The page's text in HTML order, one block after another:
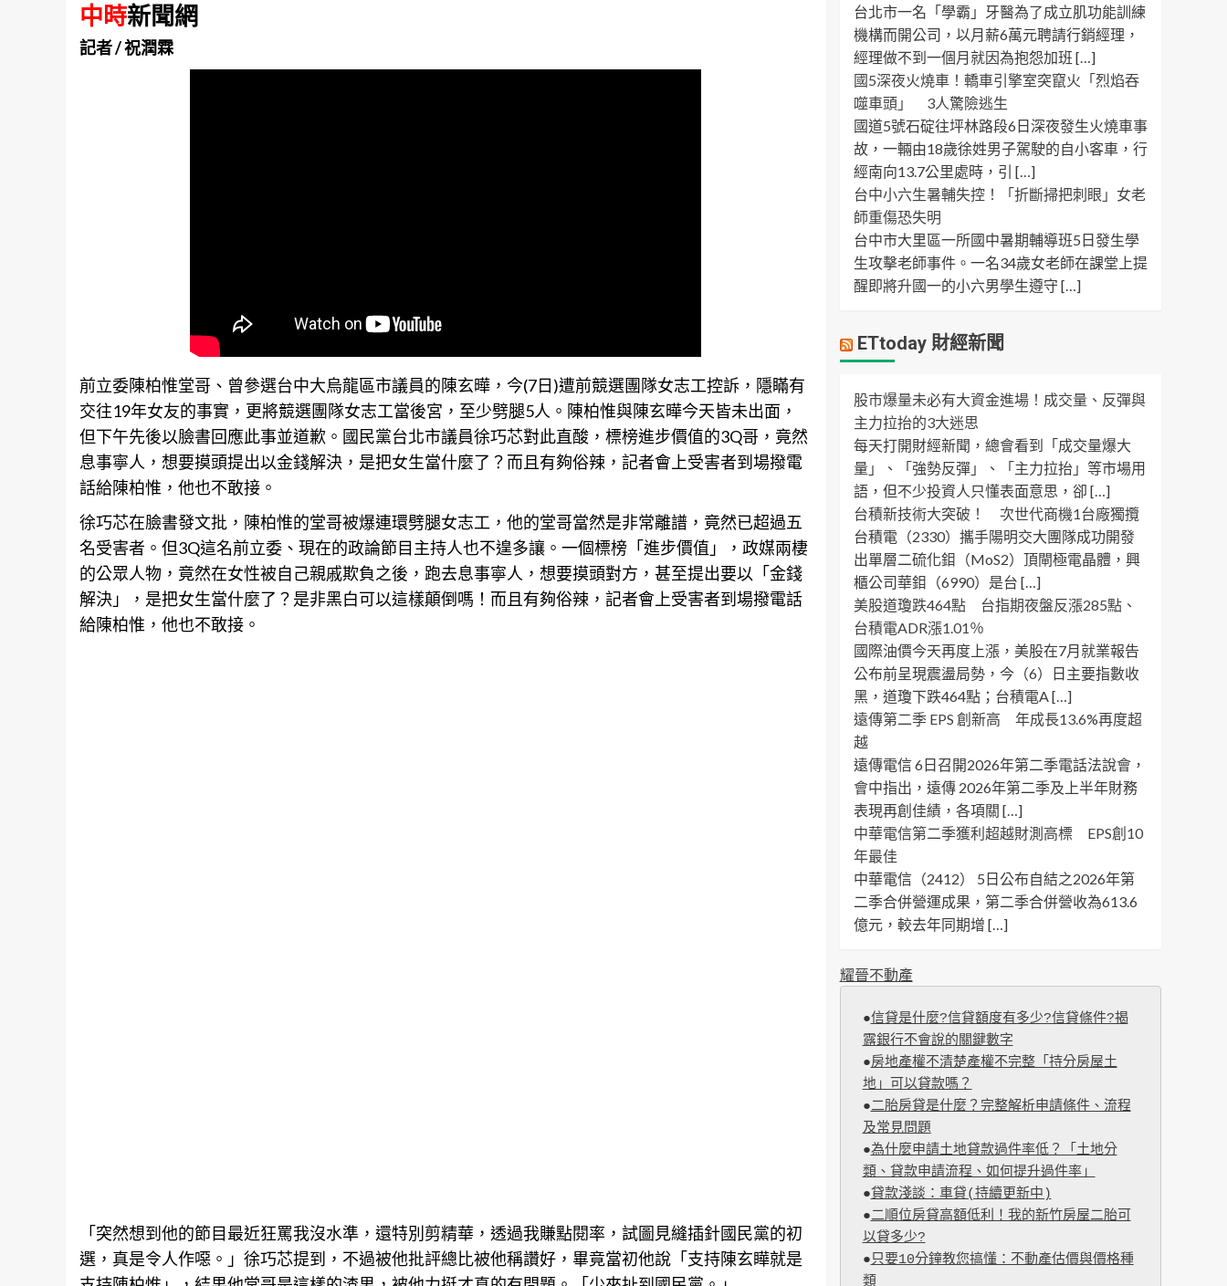
中時新聞網
記者 / 祝潤霖
前立委陳柏惟堂哥、曾參選台中大烏龍區市議員的陳玄曄，今(7日)遭前競選團隊女志工控訴，隱瞞有
交往19年女友的事實，更將競選團隊女志工當後宮，至少劈腿5人。陳柏惟與陳玄曄今天皆未出面，
但下午先後以臉書回應此事並道歉。國民黨台北市議員徐巧芯對此直酸，標榜進步價值的3Q哥，竟然
息事寧人，想要摸頭提出以金錢解決，是把女生當什麼了？而且有夠俗辣，記者會上受害者到場撥電
話給陳柏惟，他也不敢接。
徐巧芯在臉書發文批，陳柏惟的堂哥被爆連環劈腿女志工，他的堂哥當然是非常離譜，竟然已超過五
名受害者。但3Q這名前立委、現在的政論節目主持人也不遑多讓。一個標榜「進步價值」，政媒兩棲
的公眾人物，竟然在女性被自己親戚欺負之後，跑去息事寧人，想要摸頭對方，甚至提出要以「金錢
解決」，是把女生當什麼了？是非黑白可以這樣顛倒嗎！而且有夠俗辣，記者會上受害者到場撥電話
給陳柏惟，他也不敢接。
「突然想到他的節目最近狂罵我沒水準，還特別剪精華，透過我賺點閱率，試圖見縫插針國民黨的初
選，真是令人作噁。」徐巧芯提到，不過被他批評總比被他稱讚好，畢竟當初他說「支持陳玄瞱就是
台北市一名「學霸」牙醫為了成立肌功能訓練
機構而開公司，以月薪6萬元聘請行銷經理，
經理做不到一個月就因為抱怨加班 […]
國5深夜火燒車！轎車引擎室突竄火「烈焰吞
噬車頭」 3人驚險逃生
國道5號石碇往坪林路段6日深夜發生火燒車事
故，一輛由18歲徐姓男子駕駛的自小客車，行
經南向13.7公里處時，引 […]
台中小六生暑輔失控！「折斷掃把刺眼」女老
師重傷恐失明
台中市大里區一所國中暑期輔導班5日發生學
生攻擊老師事件。一名34歲女老師在課堂上提
醒即將升國一的小六男學生遵守 […]
ETtoday 財經新聞
股市爆量未必有大資金進場！成交量、反彈與
主力拉抬的3大迷思
每天打開財經新聞，總會看到「成交量爆大
量」、「強勢反彈」、「主力拉抬」等市場用
語，但不少投資人只懂表面意思，卻 […]
台積新技術大突破！ 次世代商機1台廠獨攬
台積電（2330）攜手陽明交大團隊成功開發
出單層二硫化鉬（MoS2）頂閘極電晶體，興
櫃公司華鉬（6990）是台 […]
美股道瓊跌464點 台指期夜盤反漲285點、
台積電ADR漲1.01％
國際油價今天再度上漲，美股在7月就業報告
公布前呈現震盪局勢，今（6）日主要指數收
黑，道瓊下跌464點；台積電A […]
遠傳第二季 EPS 創新高 年成長13.6%再度超
越
遠傳電信 6日召開2026年第二季電話法說會，
會中指出，遠傳 2026年第二季及上半年財務
表現再創佳績，各項關 […]
中華電信第二季獲利超越財測高標 EPS創10
年最佳
中華電信（2412） 5日公布自結之2026年第
二季合併營運成果，第二季合併營收為613.6
億元，較去年同期增 […]
耀晉不動產
●信貸是什麼?信貸額度有多少?信貸條件?揭
露銀行不會說的關鍵數字
●房地產權不清楚產權不完整「持分房屋土
地」可以貸款嗎？
●二胎房貸是什麼？完整解析申請條件、流程
及常見問題
●為什麼申請土地貸款過件率低？「土地分
類、貸款申請流程、如何提升過件率」
●貸款淺談：車貸(持續更新中)
●二順位房貸高額低利！我的新竹房屋二胎可
以貸多少?
●只要10分鐘教您搞懂：不動產估價與價格種
類